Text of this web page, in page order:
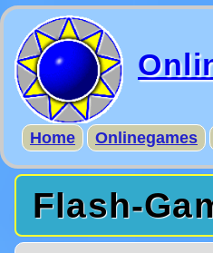
Home Onlinegames
Flash-